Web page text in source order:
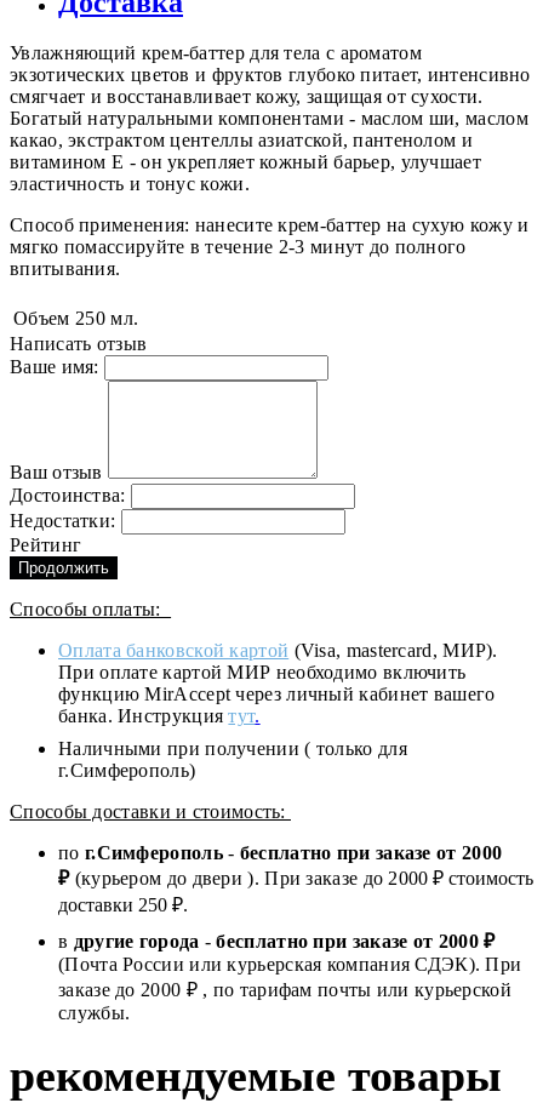
Увлажняющий крем-баттер для тела с ароматом
экзотических цветов и фруктов глубоко питает, интенсивно
смягчает и восстанавливает кожу, защищая от сухости.
Богатый натуральными компонентами - маслом ши, маслом
какао, экстрактом центеллы азиатской, пантенолом и
витамином Е - он укрепляет кожный барьер, улучшает
эластичность и тонус кожи.
Способ применения: нанесите крем-баттер на сухую кожу и
мягко помассируйте в течение 2-3 минут до полного
впитывания.
Объем 250 мл.
Написать отзыв
Ваше имя:
Ваш отзыв
Достоинства:
Недостатки:
Рейтинг
Продолжить
Способы оплаты:
Оплата банковской картой (Visa, mastercard, МИР).
При оплате картой МИР необходимо включить
функцию MirAccept через личный кабинет вашего
банка. Инструкциятут.
Наличными при получении ( только для
г.Симферополь)
Способы доставки и стоимость:
по г.Симферополь- бесплатно при заказе от 2000
₽(курьером до двери ). При заказе до 2000 ₽ стоимость
доставки 250 ₽.
в другие города -бесплатно при заказе от 2000 ₽
(Почта России или курьерская компания СДЭК). При
заказе до 2000 ₽ , по тарифам почты или курьерской
службы.
рекомендуемые товары